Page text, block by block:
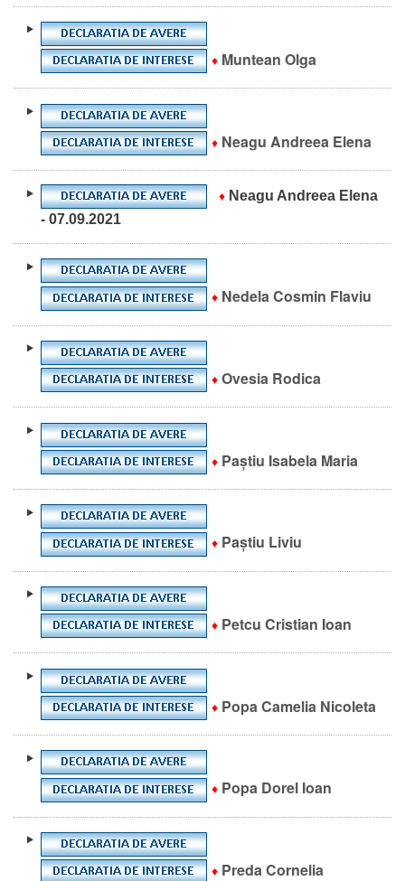
♦ Muntean Olga
♦ Neagu Andreea Elena
♦ Neagu Andreea Elena
- 07.09.2021
♦ Nedela Cosmin Flaviu
♦ Ovesia Rodica
♦ Paștiu Isabela Maria
♦ Paștiu Liviu
♦ Petcu Cristian Ioan
♦ Popa Camelia Nicoleta
♦ Popa Dorel Ioan
♦ Preda Cornelia